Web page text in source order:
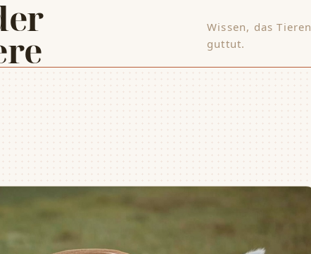
Wissen, das Tieren
guttut.